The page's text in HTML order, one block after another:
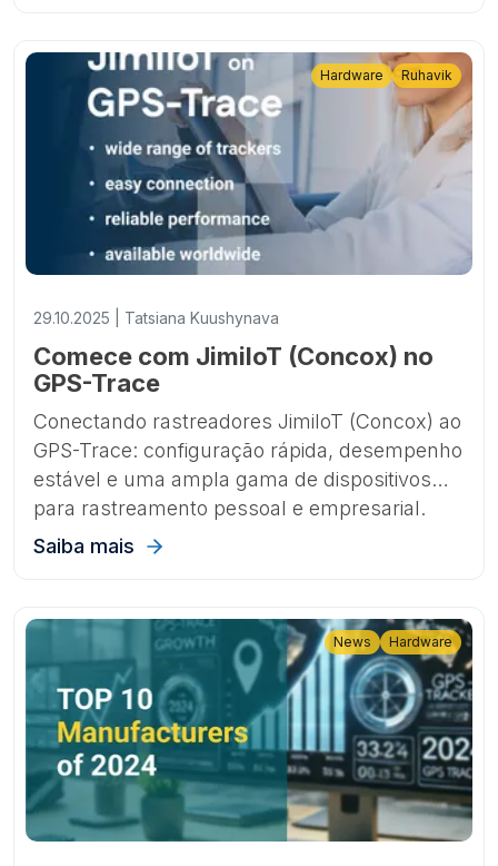
rastreadores 4G e com Bluetooth.
29.10.2025 | Tatsiana Kuushynava
Comece com JimiIoT (Concox) no
GPS-Trace
Conectando rastreadores JimiIoT (Concox) ao
GPS-Trace: configuração rápida, desempenho
estável e uma ampla gama de dispositivos
para rastreamento pessoal e empresarial.
Saiba mais
Hardware Ruhavik
News Hardware